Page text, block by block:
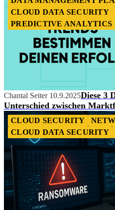
CLOUD DATA SECURITY
PREDICTIVE ANALYTICS
Chantal Seiter 10.9.2025Diese 3
Unterschied zwischen
CLOUD SECURITY
CLOUD DATA SECURITY